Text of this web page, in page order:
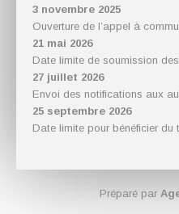
3 novembre 2025
Ouverture de l’appel à
21 mai 2026
Date limite de soumission
27 juillet 2026
Envoi des notifications aux
25 septembre 2026
Date limite pour bénéficier du
Préparé par